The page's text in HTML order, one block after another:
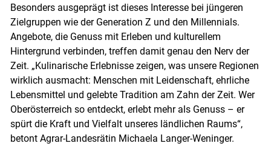
Besonders ausgeprägt ist dieses Interesse bei jüngeren
Zielgruppen wie der Generation Z und den Millennials.
Angebote, die Genuss mit Erleben und kulturellem
Hintergrund verbinden, treffen damit genau den Nerv der
Zeit. „Kulinarische Erlebnisse zeigen, was unsere Regionen
wirklich ausmacht: Menschen mit Leidenschaft, ehrliche
Lebensmittel und gelebte Tradition am Zahn der Zeit. Wer
Oberösterreich so entdeckt, erlebt mehr als Genuss – er
spürt die Kraft und Vielfalt unseres ländlichen Raums“,
betont Agrar-Landesrätin Michaela Langer-Weninger.